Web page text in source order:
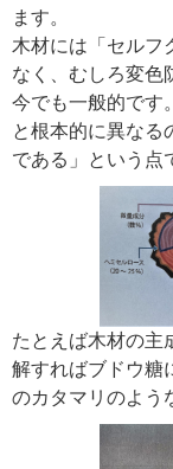
ます。
木材には「セルフ
なく、むしろ変色
今でも一般的です
と根本的に異なる
である」という点
たとえば木材の主
解すればブドウ糖
のカタマリのよう